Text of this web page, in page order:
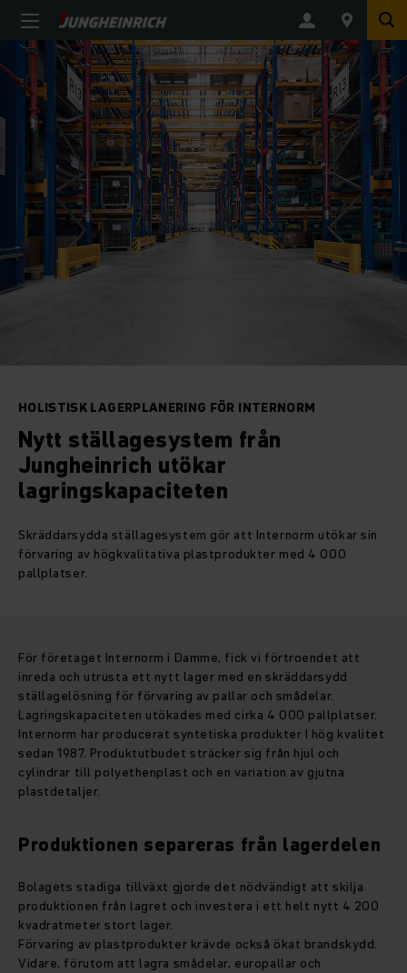
HOLISTISK LAGERPLANERING FÖR INTERNORM
Nytt ställagesystem från
Jungheinrich utökar
lagringskapaciteten
Skräddarsydda ställagesystem gör att Internorm utökar sin
förvaring av högkvalitativa plastprodukter med 4 000
pallplatser.
För företaget Internorm i Damme, fick vi förtroendet att
inreda och utrusta ett nytt lager med en skräddarsydd
ställagelösning för förvaring av pallar och smådelar.
Lagringskapaciteten utökades med cirka 4 000 pallplatser.
Internorm har producerat syntetiska produkter I hög kvalitet
sedan 1987. Produktutbudet sträcker sig från hjul och
cylindrar till polyethenplast och en variation av gjutna
plastdetaljer.
Produktionen separeras från lagerdelen
Bolagets stadiga tillväxt gjorde det nödvändigt att skilja
produktionen från lagret och investera i ett helt nytt 4 200
kvadratmeter stort lager.
Förvaring av plastprodukter krävde också ökat brandskydd.
Vidare, förutom att lagra smådelar, europallar och